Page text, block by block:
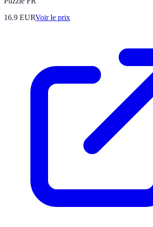
16.9 EURVoir le prix